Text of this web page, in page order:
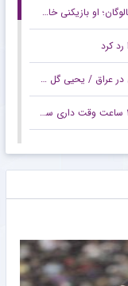
او بازیکنی خاص است
کرد
را فراموش نمی‌کنیم
و گل‌محمدی!